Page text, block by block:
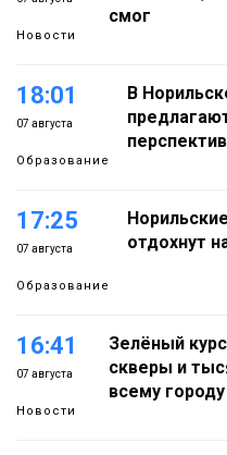
Новости
смог
18:01
07 августа
Образование
В
17:25
07 августа
Образование
отдохнут
16:41
07 августа
Новости
Зелёный
скверы и
всему городу